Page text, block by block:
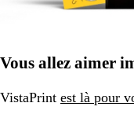
Vous allez aimer
VistaPrint est là pour